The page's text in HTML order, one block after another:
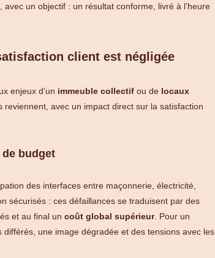
un objectif : un résultat conforme, livré à l’heure
client est négligée
enjeux d’un immeuble collectif ou de locaux
reviennent, avec un impact direct sur la satisfaction
budget
des interfaces entre maçonnerie, électricité,
sécurisés : ces défaillances se traduisent par des
et au final un coût global supérieur. Pour un
une image dégradée et des tensions avec les